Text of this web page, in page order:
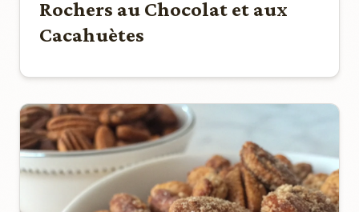
Rochers au Chocolat et aux
Cacahuètes